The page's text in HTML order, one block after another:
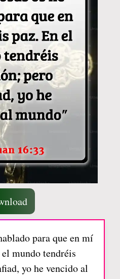
para que en mí
mundo tendréis
yo he vencido al